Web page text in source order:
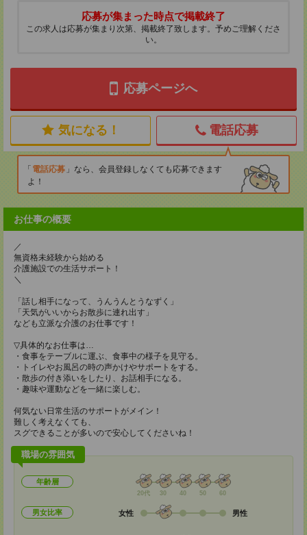
応募が集まった時点で掲載終了
この求人は応募が集まり次第、掲載終了致します。予めご理解くださ
い。
応募ページへ
気になる！ 電話応募
電話応募
なら、会員登録しなくても応募できます
よ！
お仕事の概要
／
無資格未経験から始める
介護施設での生活サポート！
＼
「話し相手になって、うんうんとうなずく」
「天気がいいからお散歩に連れ出す」
なども立派な介護のお仕事です！
▽具体的なお仕事は…
・食事をテーブルに運ぶ、食事中の様子を見守る。
・トイレやお風呂の時の声かけやサポートをする。
・散歩の付き添いをしたり、お話相手になる。
・趣味や運動などを一緒に楽しむ。
何気ない日常生活のサポートがメイン！
難しく考えなくても、
スグできることが多いので安心してくださいね！
職場の雰囲気
年齢層
20代 30 40 50 60
男女比率 女性 男性